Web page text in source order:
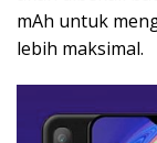
mAh untuk
lebih maksimal.